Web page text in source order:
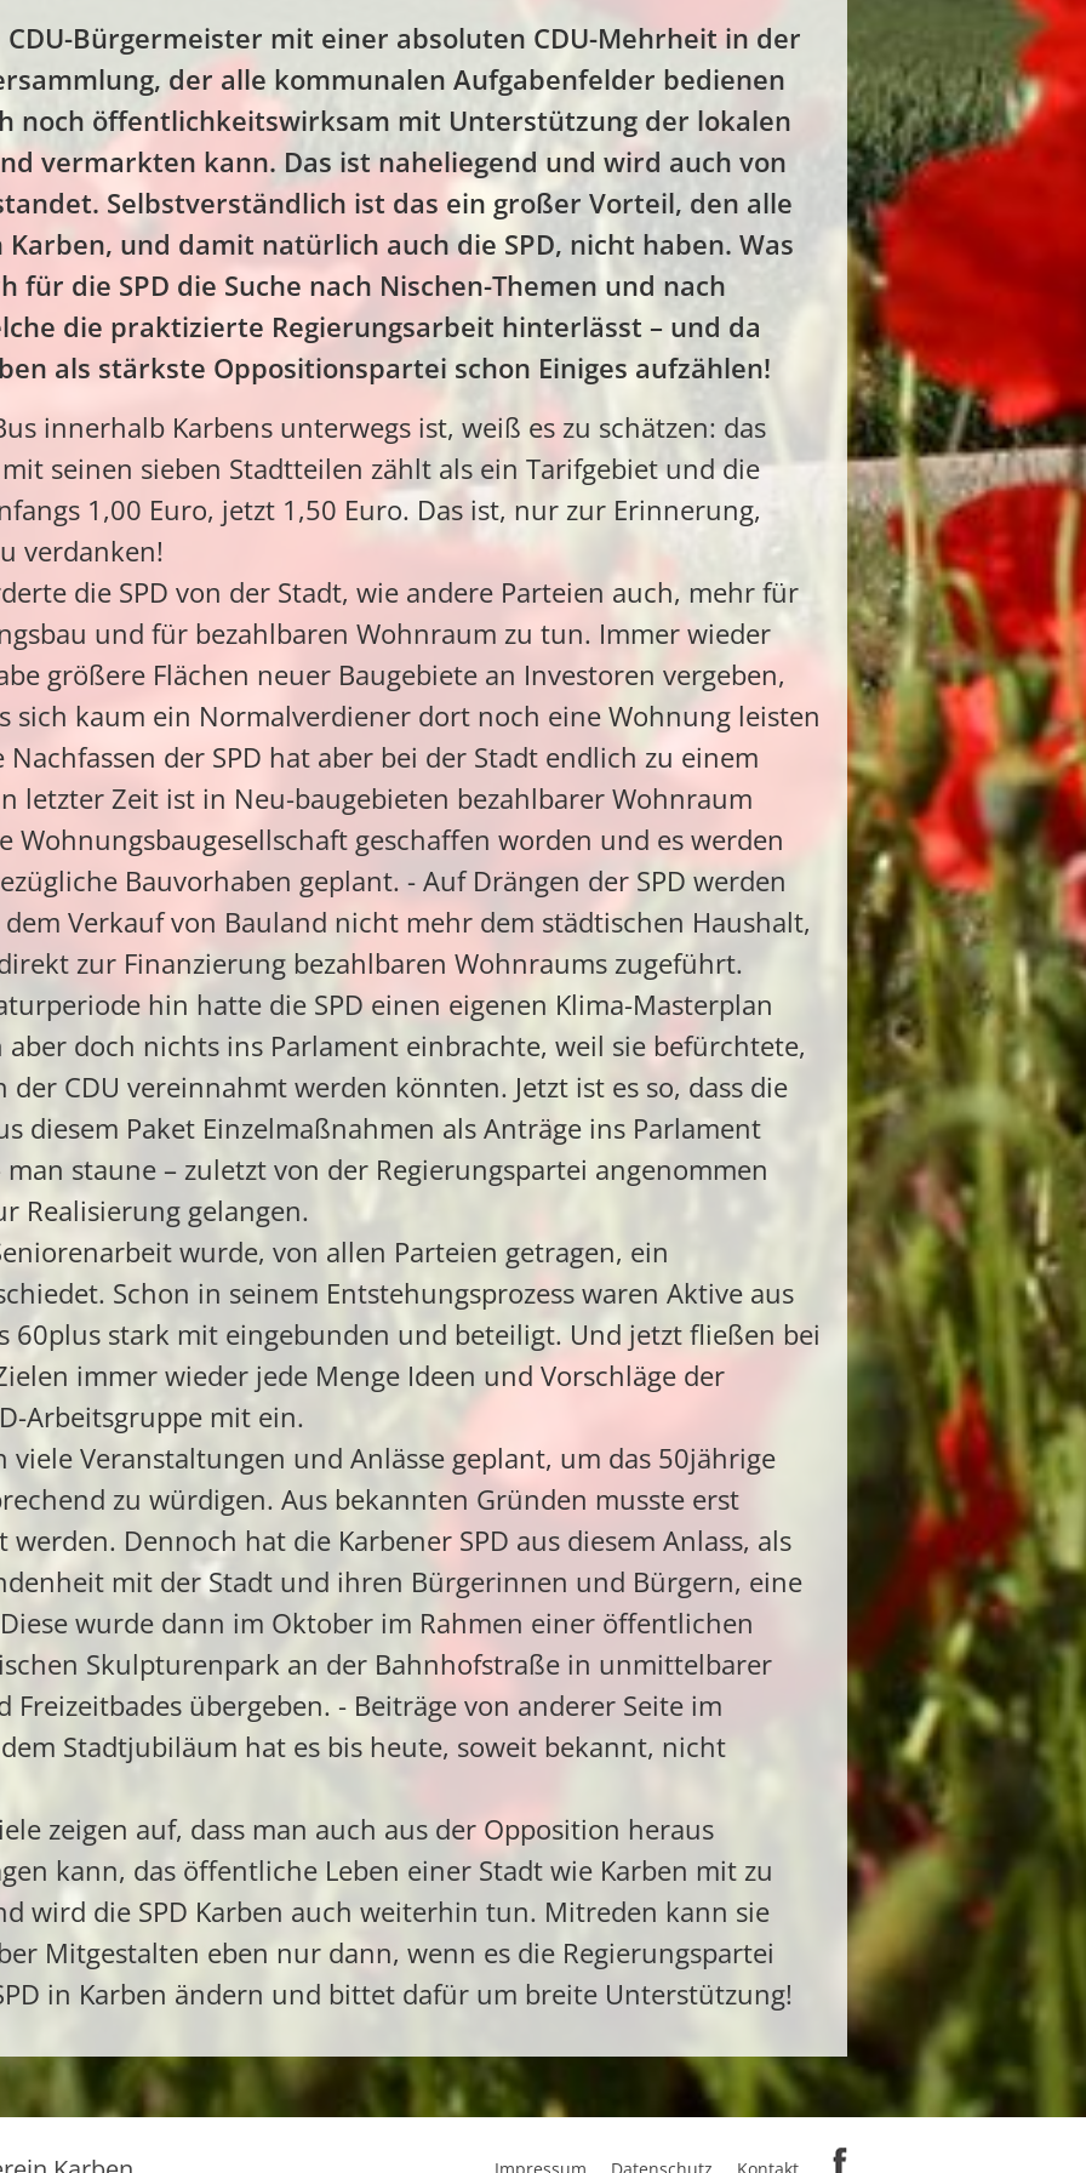
Bürgermeister mit einer absoluten CDU-Mehrheit in der
der alle kommunalen Aufgabenfelder bedienen
noch öffentlichkeitswirksam mit Unterstützung der lokalen
vermarkten kann. Das ist naheliegend und wird auch von
Selbstverständlich ist das ein großer Vorteil, den alle
und damit natürlich auch die SPD, nicht haben. Was
für die SPD die Suche nach Nischen-Themen und nach
die praktizierte Regierungsarbeit hinterlässt – und da
als stärkste Oppositionspartei schon Einiges aufzählen!
innerhalb Karbens unterwegs ist, weiß es zu schätzen: das
seinen sieben Stadtteilen zählt als ein Tarifgebiet und die
1,00 Euro, jetzt 1,50 Euro. Das ist, nur zur Erinnerung,
verdanken!
die SPD von der Stadt, wie andere Parteien auch, mehr für
und für bezahlbaren Wohnraum zu tun. Immer wieder
größere Flächen neuer Baugebiete an Investoren vergeben,
sich kaum ein Normalverdiener dort noch eine Wohnung leisten
der SPD hat aber bei der Stadt endlich zu einem
letzter Zeit ist in Neu-baugebieten bezahlbarer Wohnraum
Wohnungsbaugesellschaft geschaffen worden und es werden
Bauvorhaben geplant. - Auf Drängen der SPD werden
Verkauf von Bauland nicht mehr dem städtischen Haushalt,
zur Finanzierung bezahlbaren Wohnraums zugeführt.
hin hatte die SPD einen eigenen Klima-Masterplan
doch nichts ins Parlament einbrachte, weil sie befürchtete,
der CDU vereinnahmt werden könnten. Jetzt ist es so, dass die
diesem Paket Einzelmaßnahmen als Anträge ins Parlament
staune – zuletzt von der Regierungspartei angenommen
Realisierung gelangen.
wurde, von allen Parteien getragen, ein
Schon in seinem Entstehungsprozess waren Aktive aus
60plus stark mit eingebunden und beteiligt. Und jetzt fließen bei
immer wieder jede Menge Ideen und Vorschläge der
Arbeitsgruppe mit ein.
viele Veranstaltungen und Anlässe geplant, um das 50jährige
zu würdigen. Aus bekannten Gründen musste erst
werden. Dennoch hat die Karbener SPD aus diesem Anlass, als
mit der Stadt und ihren Bürgerinnen und Bürgern, eine
wurde dann im Oktober im Rahmen einer öffentlichen
Skulpturenpark an der Bahnhofstraße in unmittelbarer
Freizeitbades übergeben. - Beiträge von anderer Seite im
Stadtjubiläum hat es bis heute, soweit bekannt, nicht
zeigen auf, dass man auch aus der Opposition heraus
kann, das öffentliche Leben einer Stadt wie Karben mit zu
wird die SPD Karben auch weiterhin tun. Mitreden kann sie
Mitgestalten eben nur dann, wenn es die Regierungspartei
in Karben ändern und bittet dafür um breite Unterstützung!